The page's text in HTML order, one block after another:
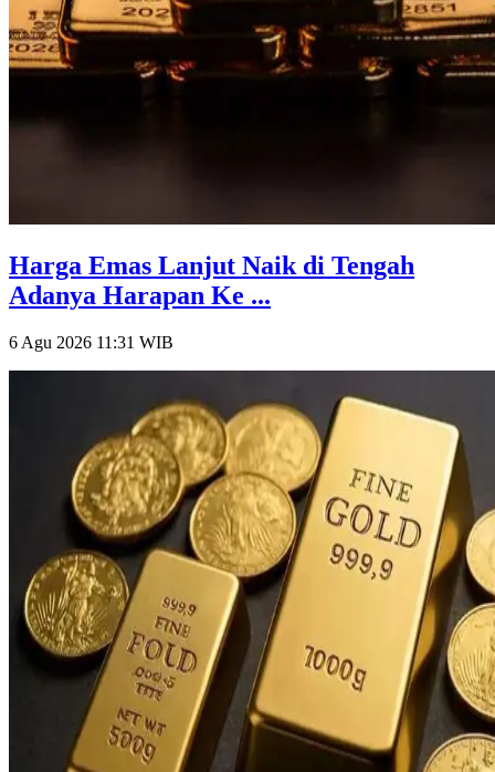
Harga Emas Lanjut Naik di Tengah
Adanya Harapan Ke ...
6 Agu 2026 11:31 WIB